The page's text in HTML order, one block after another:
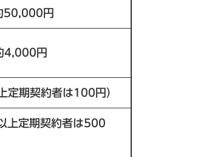
50,000円
4,000円
定期契約者は100円）
上定期契約者は500